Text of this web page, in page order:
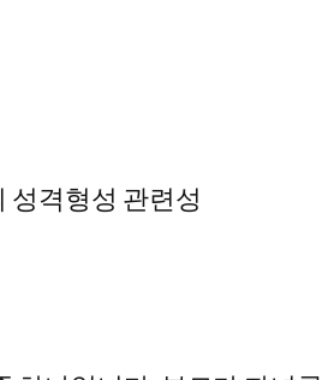
성격형성 관련성